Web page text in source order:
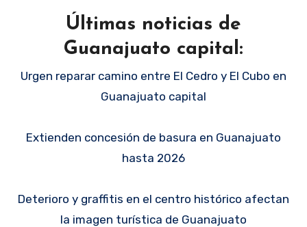
Últimas noticias de
Guanajuato capital:
Urgen reparar camino entre El Cedro y El Cubo en
Guanajuato capital
Extienden concesión de basura en Guanajuato
hasta 2026
Deterioro y graffitis en el centro histórico afectan
la imagen turística de Guanajuato